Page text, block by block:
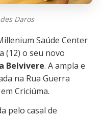
Daros
Saúde Center
(12) o seu novo
Belvivere. A ampla e
na Rua Guerra
Criciúma.
pelo casal de